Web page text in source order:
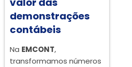
demonstrações
contábeis
Na EMCONT,
transformamos números